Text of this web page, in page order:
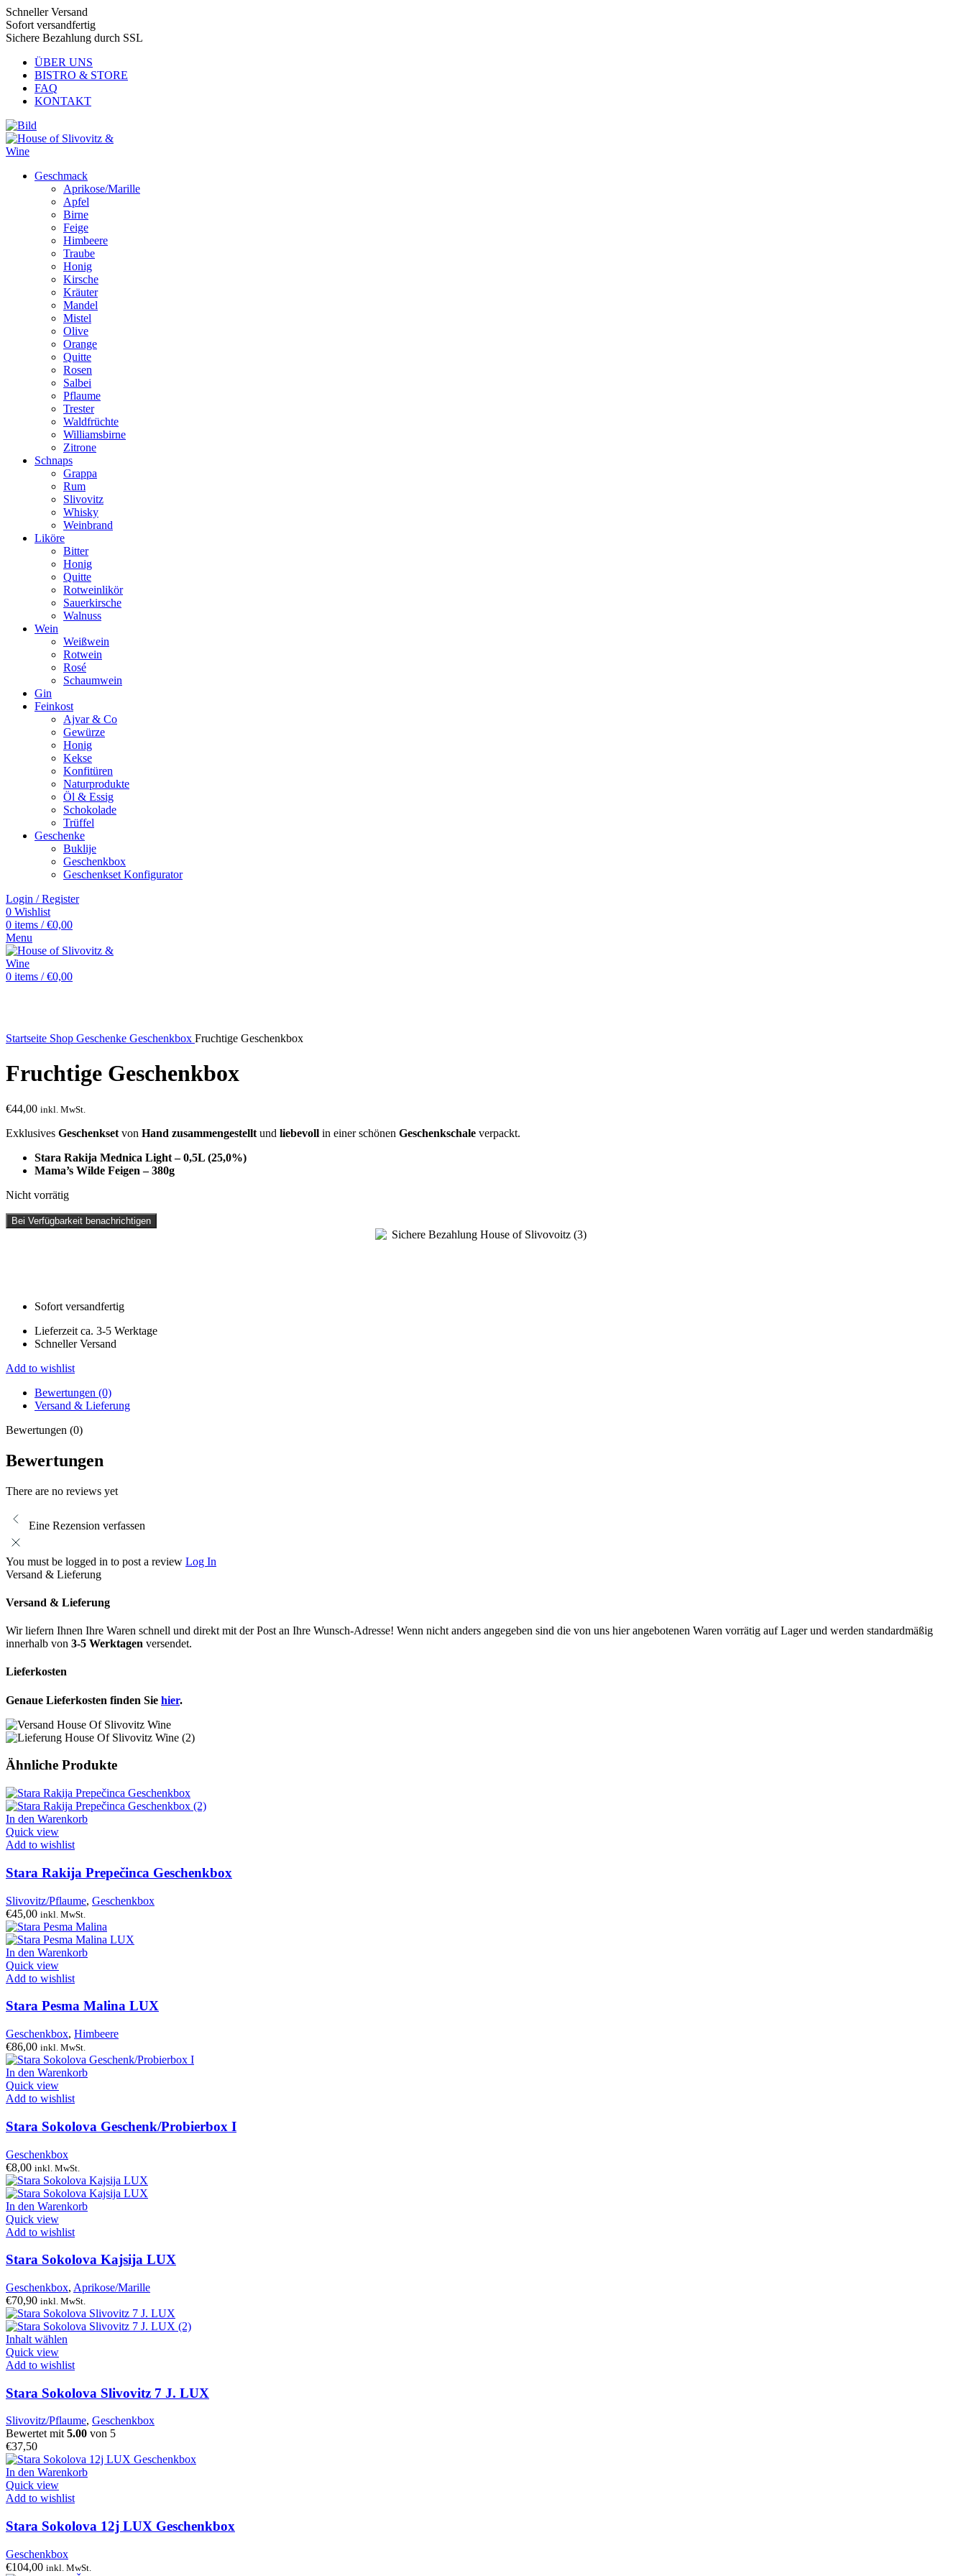
Schneller Versand
Sofort versandfertig
Sichere Bezahlung durch SSL
ÜBER UNS
BISTRO & STORE
FAQ
KONTAKT
Geschmack
Aprikose/Marille
Apfel
Birne
Feige
Himbeere
Traube
Honig
Kirsche
Kräuter
Mandel
Mistel
Olive
Orange
Quitte
Rosen
Salbei
Pflaume
Trester
Waldfrüchte
Williamsbirne
Zitrone
Schnaps
Grappa
Rum
Slivovitz
Whisky
Weinbrand
Liköre
Bitter
Honig
Quitte
Rotweinlikör
Sauerkirsche
Walnuss
Wein
Weißwein
Rotwein
Rosé
Schaumwein
Gin
Feinkost
Ajvar & Co
Gewürze
Honig
Kekse
Konfitüren
Naturprodukte
Öl & Essig
Schokolade
Trüffel
Geschenke
Buklije
Geschenkbox
Geschenkset Konfigurator
Login / Register
0 Wishlist
0 items / €0,00
Menu
0 items / €0,00
Startseite Shop Geschenke Geschenkbox Fruchtige Geschenkbox
Fruchtige Geschenkbox
€44,00 inkl. MwSt.
Exklusives Geschenkset von Hand zusammengestellt und liebevoll in einer schönen Geschenkschale verpackt.
Stara Rakija Mednica Light – 0,5L (25,0%)
Mama’s Wilde Feigen – 380g
Nicht vorrätig
Bei Verfügbarkeit benachrichtigen
Sofort versandfertig
Lieferzeit ca. 3-5 Werktage
Schneller Versand
Add to wishlist
Bewertungen (0)
Versand & Lieferung
Bewertungen (0)
Bewertungen
There are no reviews yet
Eine Rezension verfassen
You must be logged in to post a review Log In
Versand & Lieferung
Versand & Lieferung
Wir liefern Ihnen Ihre Waren schnell und direkt mit der Post an Ihre Wunsch-Adresse! Wenn nicht anders angegeben sind die von uns hier angebotenen Waren vorrätig auf Lager und werden standardmäßig
innerhalb von 3-5 Werktagen versendet.
Lieferkosten
Genaue Lieferkosten finden Sie hier.
Ähnliche Produkte
In den Warenkorb
Quick view
Add to wishlist
Stara Rakija Prepečinca Geschenkbox
Slivovitz/Pflaume, Geschenkbox
€45,00 inkl. MwSt.
In den Warenkorb
Quick view
Add to wishlist
Stara Pesma Malina LUX
Geschenkbox, Himbeere
€86,00 inkl. MwSt.
In den Warenkorb
Quick view
Add to wishlist
Stara Sokolova Geschenk/Probierbox I
Geschenkbox
€8,00 inkl. MwSt.
In den Warenkorb
Quick view
Add to wishlist
Stara Sokolova Kajsija LUX
Geschenkbox, Aprikose/Marille
€70,90 inkl. MwSt.
Inhalt wählen
Quick view
Add to wishlist
Stara Sokolova Slivovitz 7 J. LUX
Slivovitz/Pflaume, Geschenkbox
Bewertet mit 5.00 von 5
€37,50
In den Warenkorb
Quick view
Add to wishlist
Stara Sokolova 12j LUX Geschenkbox
Geschenkbox
€104,00 inkl. MwSt.